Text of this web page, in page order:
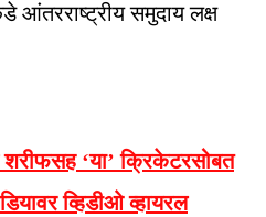
आंतरराष्ट्रीय समुदाय लक्ष
‘या’ क्रिकेटरसोबत
व्हिडीओ व्हायरल